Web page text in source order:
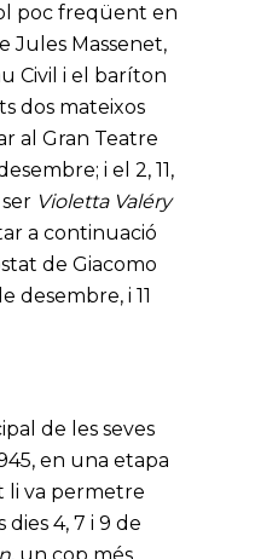
poc freqüent en
Jules Massenet,
Civil i el baríton
dos mateixos
al Gran Teatre
i el 2, 11,
Violetta Valéry
a continuació
de Giacomo
desembre, i 11
de les seves
en una etapa
li va permetre
4, 7 i 9 de